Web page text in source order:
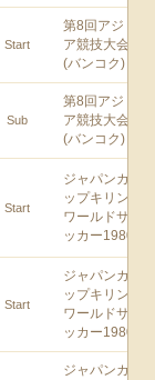
Start
第8回アジ
ア競技大会
(バンコク)
Sub
第8回アジ
ア競技大会
(バンコク)
Start
ジャパンカ
ップキリン
ワールドサ
ッカー1980
Start
ジャパンカ
ップキリン
ワールドサ
ッカー1980
ジャパンカ